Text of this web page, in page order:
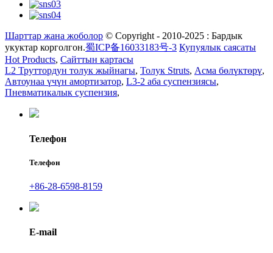
Шарттар жана жоболор © Copyright - 2010-2025 : Бардык
укуктар корголгон.蜀ICP备16033183号-3 Купуялык саясаты
Hot Products, Сайттын картасы
L2 Труттордун толук жыйнагы, Толук Struts, Асма бөлүктөрү,
Автоунаа үчүн амортизатор, L3-2 аба суспензиясы,
Пневматикалык суспензия,
Телефон
Телефон
+86-28-6598-8159
E-mail